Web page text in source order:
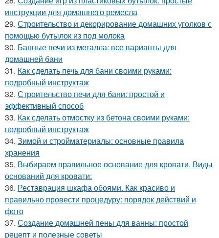
инструкции для домашнего ремесла
29. Строительство и декорирование домашних уголков с
помощью бутылок из под молока
30. Банные печи из металла: все варианты для
домашней бани
31. Как сделать печь для бани своими руками:
подробный инструктаж
32. Строительство печи для бани: простой и
эффективный способ
33. Как сделать отмостку из бетона своими руками:
подробный инструктаж
34. Зимой и стройматериалы: основные правила
хранения
35. Выбираем правильное основание для кровати. Виды
оснований для кровати:
36. Реставрация шкафа обоями. Как красиво и
правильно провести процедуру: порядок действий и
фото
37. Создание домашней пены для ванны: простой
рецепт и полезные советы